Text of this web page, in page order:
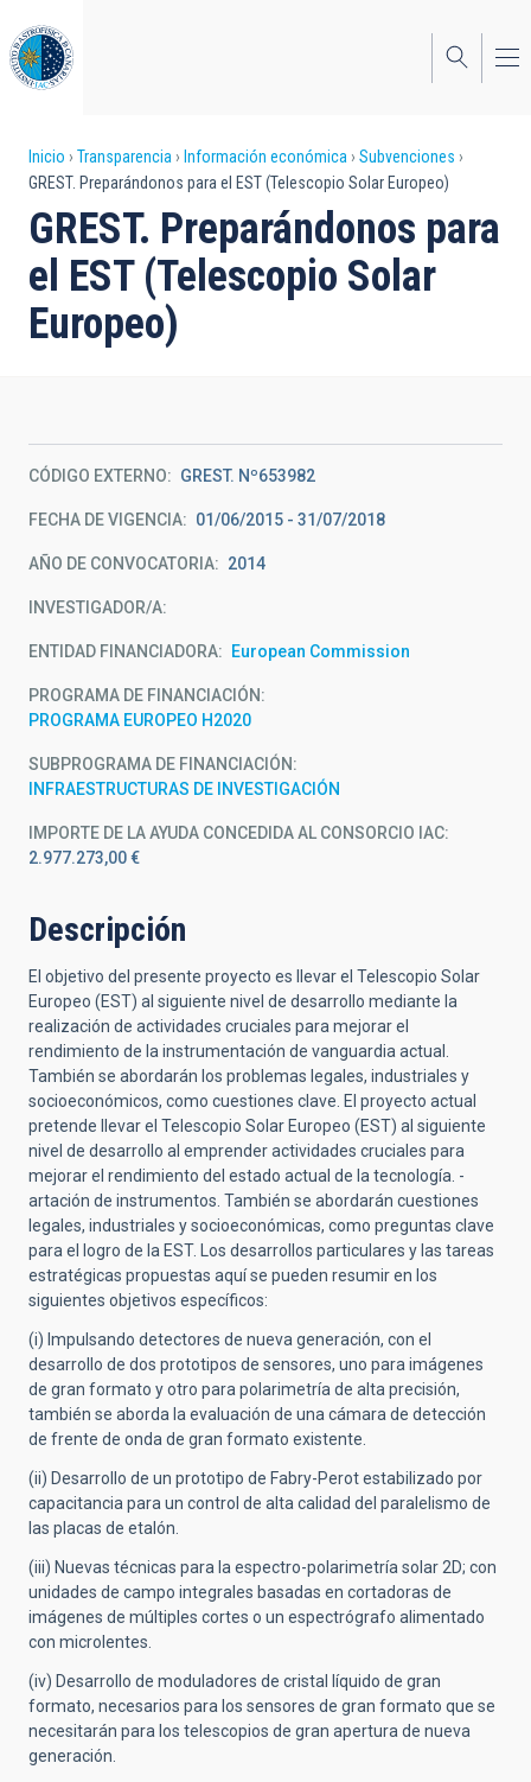
al
contenido
principal
Sobrescribir
enlaces
de
ayuda
a
Inicio Transparencia Información económica
Subvenciones
GREST. Preparándonos para el EST (Telescopio Solar Europeo)
GREST. Preparándonos para
el EST (Telescopio Solar
Europeo)
CÓDIGO EXTERNO GREST. Nº653982
FECHA DE VIGENCIA 01/06/2015 - 31/07/2018
AÑO DE CONVOCATORIA 2014
INVESTIGADOR/A
ENTIDAD FINANCIADORA European Commission
PROGRAMA DE FINANCIACIÓN
PROGRAMA EUROPEO H2020
SUBPROGRAMA DE FINANCIACIÓN
INFRAESTRUCTURAS DE INVESTIGACIÓN
IMPORTE DE LA AYUDA CONCEDIDA AL CONSORCIO IAC
2.977.273,00 €
Descripción
El objetivo del presente proyecto es llevar el Telescopio Solar
Europeo (EST) al siguiente nivel de desarrollo mediante la
realización de actividades cruciales para mejorar el
rendimiento de la instrumentación de vanguardia actual.
También se abordarán los problemas legales, industriales y
socioeconómicos, como cuestiones clave. El proyecto actual
pretende llevar el Telescopio Solar Europeo (EST) al siguiente
nivel de desarrollo al emprender actividades cruciales para
mejorar el rendimiento del estado actual de la tecnología. -
artación de instrumentos. También se abordarán cuestiones
legales, industriales y socioeconómicas, como preguntas clave
para el logro de la EST. Los desarrollos particulares y las tareas
estratégicas propuestas aquí se pueden resumir en los
siguientes objetivos específicos:
(i) Impulsando detectores de nueva generación, con el
desarrollo de dos prototipos de sensores, uno para imágenes
de gran formato y otro para polarimetría de alta precisión,
también se aborda la evaluación de una cámara de detección
de frente de onda de gran formato existente.
(ii) Desarrollo de un prototipo de Fabry-Perot estabilizado por
capacitancia para un control de alta calidad del paralelismo de
las placas de etalón.
(iii) Nuevas técnicas para la espectro-polarimetría solar 2D; con
unidades de campo integrales basadas en cortadoras de
imágenes de múltiples cortes o un espectrógrafo alimentado
con microlentes.
(iv) Desarrollo de moduladores de cristal líquido de gran
formato, necesarios para los sensores de gran formato que se
necesitarán para los telescopios de gran apertura de nueva
generación.